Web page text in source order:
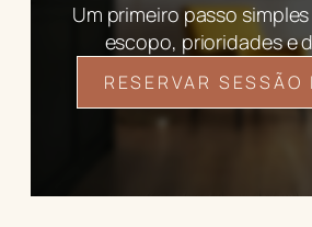
Um primeiro passo
escopo, prioridades e
RESERVAR SESSÃO